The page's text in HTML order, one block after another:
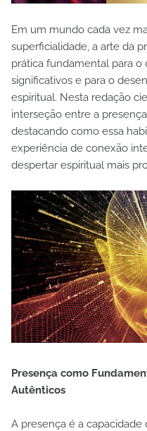
Em um mundo cada vez
superficialidade, a arte da
prática fundamental para
significativos e para o
espiritual. Nesta redação
interseção entre a
destacando como essa
experiência de conexão
despertar espiritual mais
Presença como
Autênticos
A presença é a